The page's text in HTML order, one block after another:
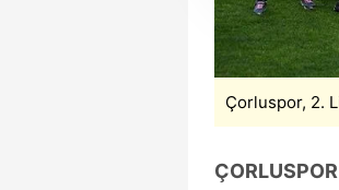
çerezler
amacıyla
reklam/
Çerezlere
Çorluspor, 2.